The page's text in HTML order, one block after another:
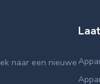
naar een nieuwe